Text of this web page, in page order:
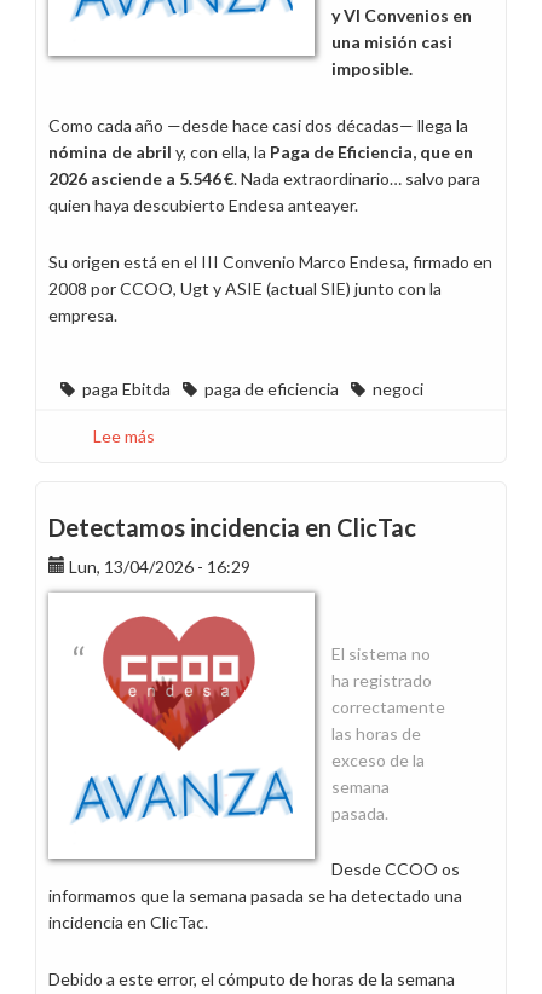
y VI Convenios en
una misión casi
imposible.
Como cada año —desde hace casi dos décadas— llega la
nómina de abril y, con ella, la Paga de Eficiencia, que en
2026 asciende a 5.546 €. Nada extraordinario… salvo para
quien haya descubierto Endesa anteayer.
Su origen está en el III Convenio Marco Endesa, firmado en
2008 por CCOO, Ugt y ASIE (actual SIE) junto con la
empresa.
paga Ebitda paga de eficiencia negoci
Lee más
alegrías
mil
y
en
mayo,
¡quién
sabe
si
tendremos
para
un
sayo!
Detectamos incidencia en ClicTac
Lun, 13/04/2026 - 16:29
El sistema no
ha registrado
correctamente
las horas de
exceso de la
semana
pasada.
Desde CCOO os
informamos que la semana pasada se ha detectado una
incidencia en ClicTac.
Debido a este error, el cómputo de horas de la semana